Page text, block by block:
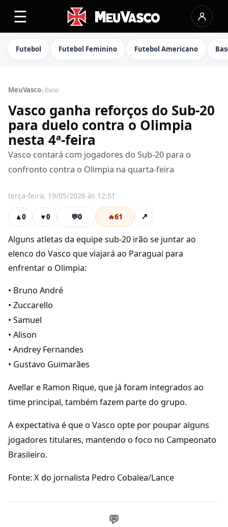
☰
Futebol Futebol Feminino Futebol Americano
MeuVasco›Base
Vasco ganha reforços do Sub-20
para duelo contra o Olimpia
nesta 4ª-feira
Vasco contará com jogadores do Sub-20 para o
confronto contra o Olimpia na quarta-feira
terça-feira, 19/05/2026 às 12:51
▲0 ▼0 💬0 🔥61 ↗
Alguns atletas da equipe sub-20 irão se juntar ao
elenco do Vasco que viajará ao Paraguai para
enfrentar o Olimpia:
• Bruno André
• Zuccarello
• Samuel
• Alison
• Andrey Fernandes
• Gustavo Guimarães
Avellar e Ramon Rique, que já foram integrados ao
time principal, também fazem parte do grupo.
A expectativa é que o Vasco opte por poupar alguns
jogadores titulares, mantendo o foco no Campeonato
Brasileiro.
Fonte: X do jornalista Pedro Cobalea/Lance
💬